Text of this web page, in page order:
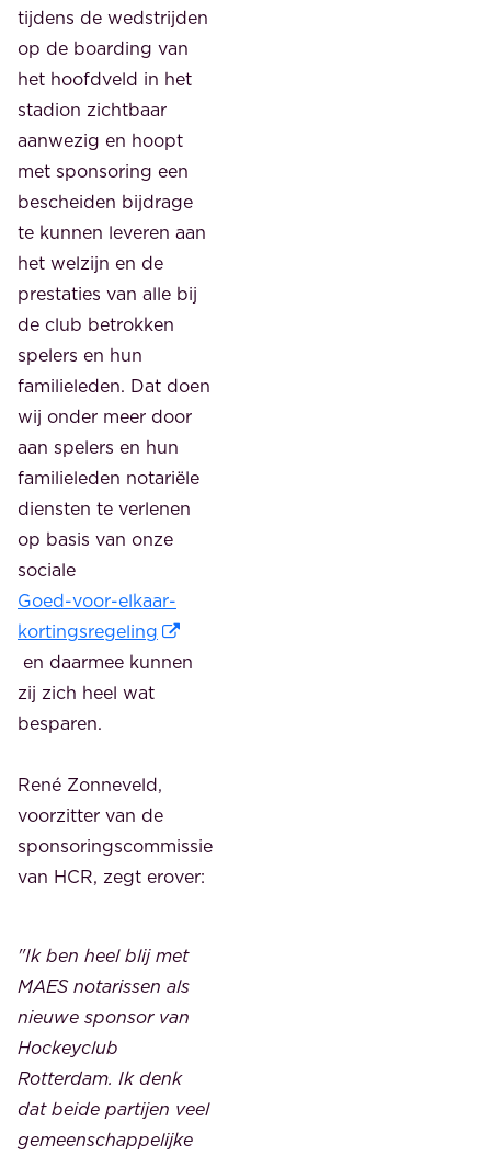
tijdens de wedstrijden
op de boarding van
het hoofdveld in het
stadion zichtbaar
aanwezig en hoopt
met sponsoring een
bescheiden bijdrage
te kunnen leveren aan
het welzijn en de
prestaties van alle bij
de club betrokken
spelers en hun
familieleden. Dat doen
wij onder meer door
aan spelers en hun
familieleden notariële
diensten te verlenen
op basis van onze
sociale
Goed-voor-elkaar-
kortingsregeling
en daarmee kunnen
zij zich heel wat
besparen.
René Zonneveld,
voorzitter van de
sponsoringscommissie
van HCR, zegt erover:
"Ik ben heel blij met
MAES notarissen als
nieuwe sponsor van
Hockeyclub
Rotterdam. Ik denk
dat beide partijen veel
gemeenschappelijke